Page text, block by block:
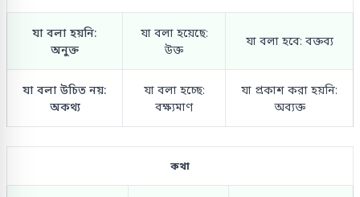
যা বলা হয়নি:
অনুক্ত
যা বলা হয়েছে:
উক্ত
যা বলা হবে: বক্তব্য
যা বলা উচিত নয়:
অকথ্য
যা বলা হচ্ছে:
বক্ষ্যমাণ
যা প্রকাশ করা হয়নি:
অব্যক্ত
কথা